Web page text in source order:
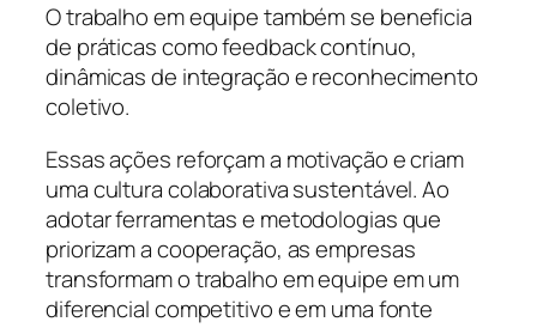
O trabalho em equipe também se beneficia
de práticas como feedback contínuo,
dinâmicas de integração e reconhecimento
coletivo.
Essas ações reforçam a motivação e criam
uma cultura colaborativa sustentável. Ao
adotar ferramentas e metodologias que
priorizam a cooperação, as empresas
transformam o trabalho em equipe em um
diferencial competitivo e em uma fonte